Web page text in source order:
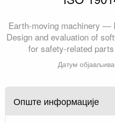
Earth-moving machinery
Design and evaluation of
for safety-related
Датум
Опште информације